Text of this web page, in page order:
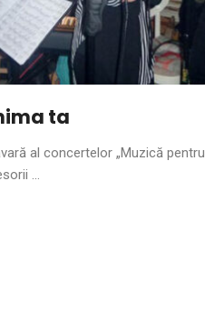
ta
al concertelor „Muzică pentru
...